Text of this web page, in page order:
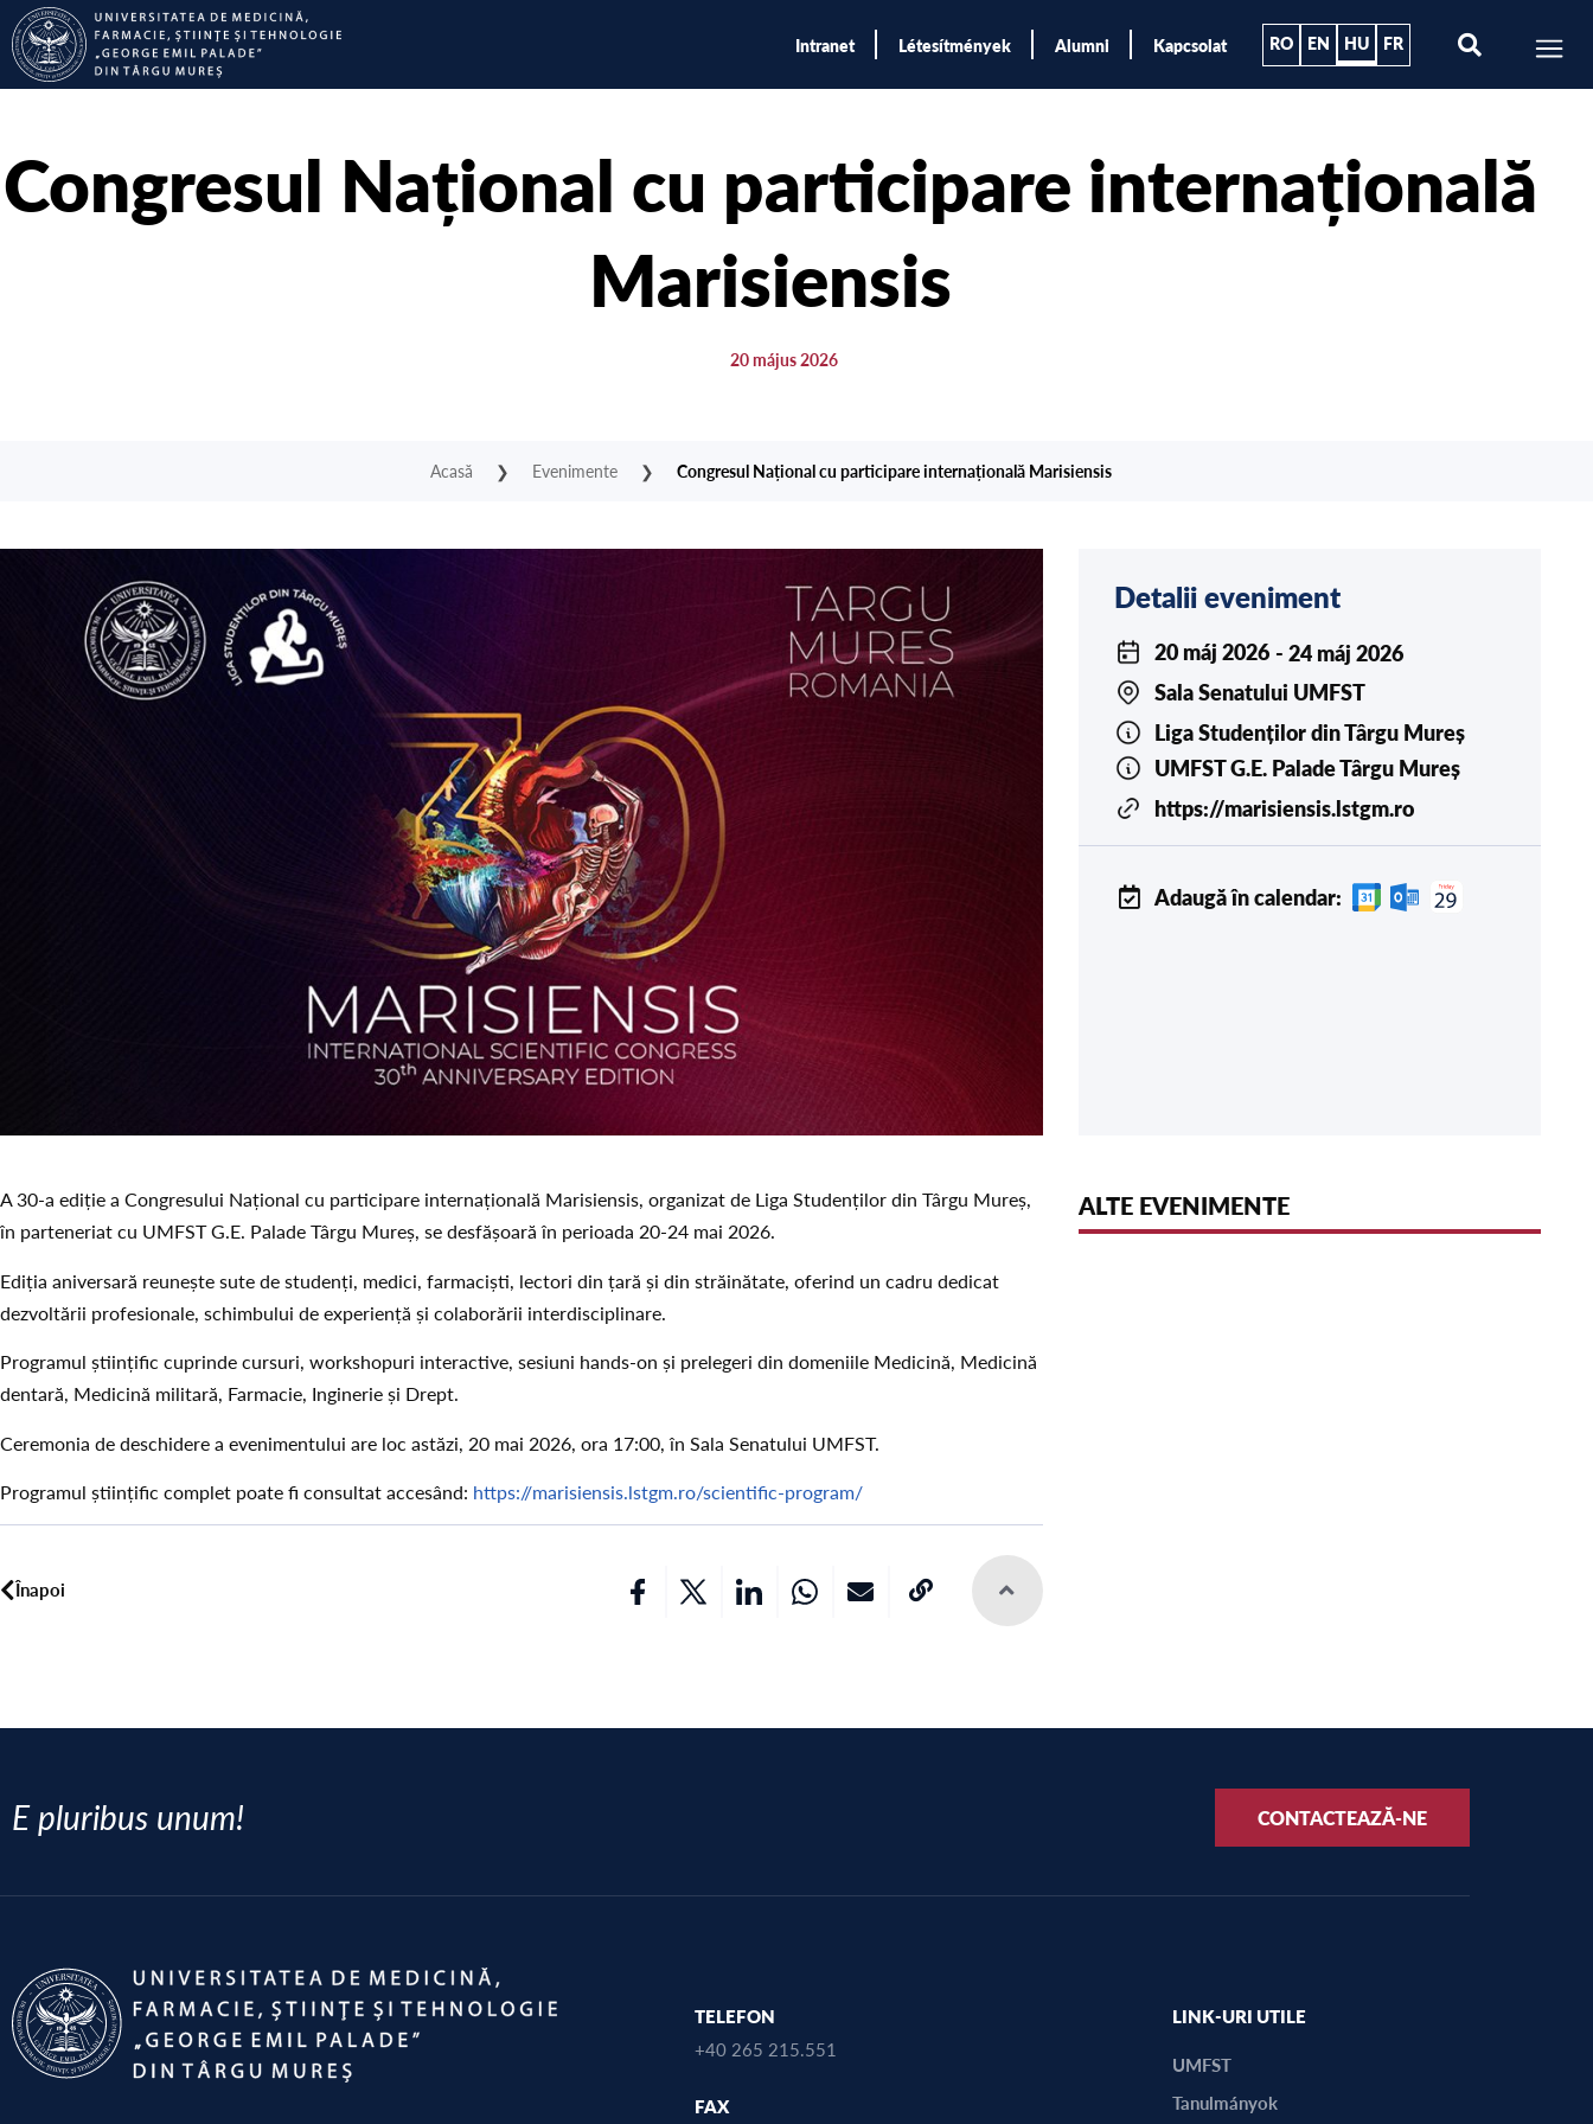
Intranet Létesítmények Alumni Kapcsolat RO EN HU FR
Congresul Național cu participare internațională
Marisiensis
20 május 2026
Acasă ❯ Evenimente ❯ Congresul Național cu participare internațională Marisiensis
Detalii eveniment
20 máj 2026 - 24 máj 2026
Sala Senatului UMFST
Liga Studenților din Târgu Mureș
UMFST G.E. Palade Târgu Mureș
https://marisiensis.lstgm.ro
Adaugă în calendar:
A 30-a ediție a Congresului Național cu participare internațională Marisiensis, organizat de Liga Studenților din Târgu Mureș,
în parteneriat cu UMFST G.E. Palade Târgu Mureș, se desfășoară în perioada 20-24 mai 2026.
Ediția aniversară reunește sute de studenți, medici, farmaciști, lectori din țară și din străinătate, oferind un cadru dedicat
dezvoltării profesionale, schimbului de experiență și colaborării interdisciplinare.
Programul științific cuprinde cursuri, workshopuri interactive, sesiuni hands-on și prelegeri din domeniile Medicină, Medicină
dentară, Medicină militară, Farmacie, Inginerie și Drept.
Ceremonia de deschidere a evenimentului are loc astăzi, 20 mai 2026, ora 17:00, în Sala Senatului UMFST.
Programul științific complet poate fi consultat accesând: https://marisiensis.lstgm.ro/scientific-program/
Înapoi
ALTE EVENIMENTE
E pluribus unum! CONTACTEAZĂ-NE
TELEFON
+40 265 215.551
FAX
LINK-URI UTILE
UMFST
Tanulmányok